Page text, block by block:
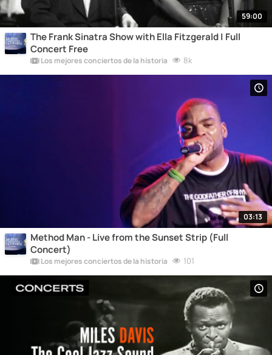
59:00
The Frank Sinatra Show with Ella Fitzgerald | Full
Concert Free
Los mejores conciertos de la historia 8k
03:13
Method Man - Live from the Sunset Strip (Full
Concert)
Los mejores conciertos de la historia 101